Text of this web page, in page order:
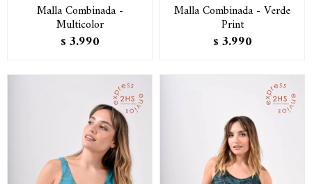
Malla Combinada -
Multicolor
$ 3.990
Malla Combinada - Verde
Print
$ 3.990